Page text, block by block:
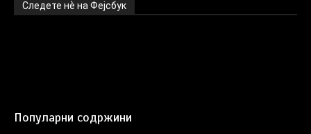
Следете нѐ на Фејсбук
Популарни содржини